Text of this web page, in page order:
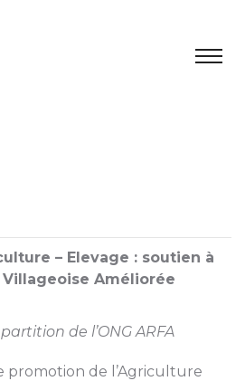
– Elevage : soutien à
Villageoise Améliorée
de l’ONG ARFA
promotion de l’Agriculture